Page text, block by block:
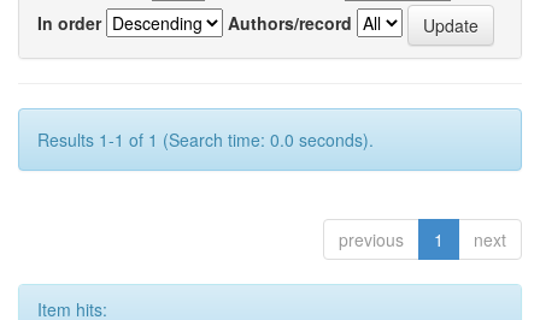
In order
Authors/record
Results 1-1 of 1 (Search time: 0.0 seconds).
previous 1 next
Item hits: